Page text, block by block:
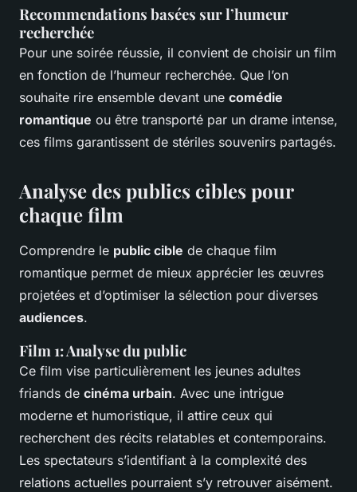
Recommendations basées sur l’humeur
recherchée
Pour une soirée réussie, il convient de choisir un film
en fonction de l’humeur recherchée. Que l’on
souhaite rire ensemble devant une comédie
romantique ou être transporté par un drame intense,
ces films garantissent de stériles souvenirs partagés.
Analyse des publics cibles pour
chaque film
Comprendre le public cible de chaque film
romantique permet de mieux apprécier les œuvres
projetées et d’optimiser la sélection pour diverses
audiences.
Film 1: Analyse du public
Ce film vise particulièrement les jeunes adultes
friands de cinéma urbain. Avec une intrigue
moderne et humoristique, il attire ceux qui
recherchent des récits relatables et contemporains.
Les spectateurs s’identifiant à la complexité des
relations actuelles pourraient s’y retrouver aisément.